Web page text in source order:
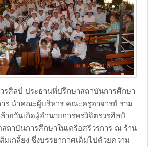
รศิลป์ ประธานที่ปรึกษาสถาบันการศึกษา
าร นำคณะผู้บริหาร คณะครูอาจารย์ ร่วม
ายวันเกิดผู้อำนวยการพรวิจิตรวรศิลป์
ถาบันการศึกษาในเครือศรีวรการ ณ ร้าน
มเกลี้ยง ซึ่งบรรยากาศเต็มไปด้วยความ